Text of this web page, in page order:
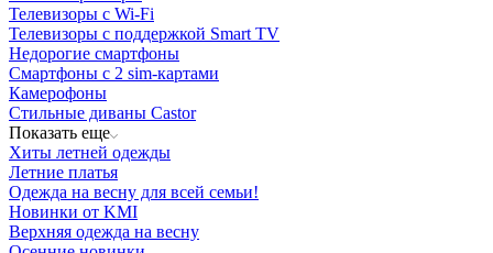
Телевизоры с Wi-Fi
Телевизоры с поддержкой Smart TV
Недорогие смартфоны
Смартфоны с 2 sim-картами
Камерофоны
Стильные диваны Castor
Показать еще
Хиты летней одежды
Летние платья
Одежда на весну для всей семьи!
Новинки от KMI
Верхняя одежда на весну